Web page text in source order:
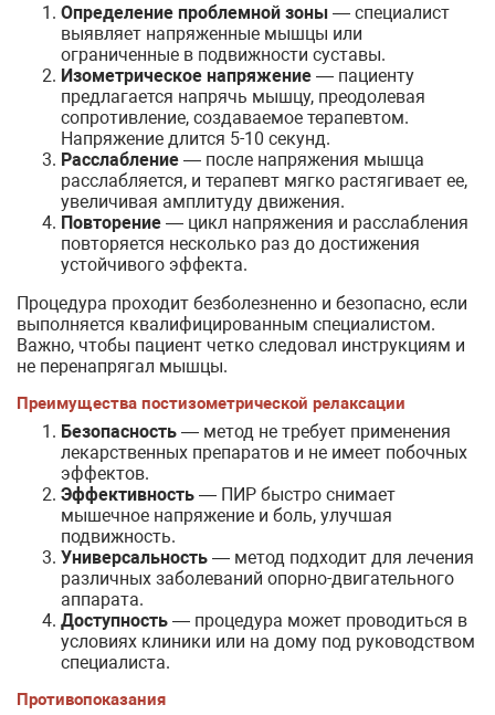
Определение проблемной зоны — специалист
выявляет напряженные мышцы или
ограниченные в подвижности суставы.
Изометрическое напряжение — пациенту
предлагается напрячь мышцу, преодолевая
сопротивление, создаваемое терапевтом.
Напряжение длится 5-10 секунд.
Расслабление — после напряжения мышца
расслабляется, и терапевт мягко растягивает ее,
увеличивая амплитуду движения.
Повторение — цикл напряжения и расслабления
повторяется несколько раз до достижения
устойчивого эффекта.
Процедура проходит безболезненно и безопасно, если
выполняется квалифицированным специалистом.
Важно, чтобы пациент четко следовал инструкциям и
не перенапрягал мышцы.
Преимущества постизометрической релаксации
Безопасность — метод не требует применения
лекарственных препаратов и не имеет побочных
эффектов.
Эффективность — ПИР быстро снимает
мышечное напряжение и боль, улучшая
подвижность.
Универсальность — метод подходит для лечения
различных заболеваний опорно-двигательного
аппарата.
Доступность — процедура может проводиться в
условиях клиники или на дому под руководством
специалиста.
Противопоказания